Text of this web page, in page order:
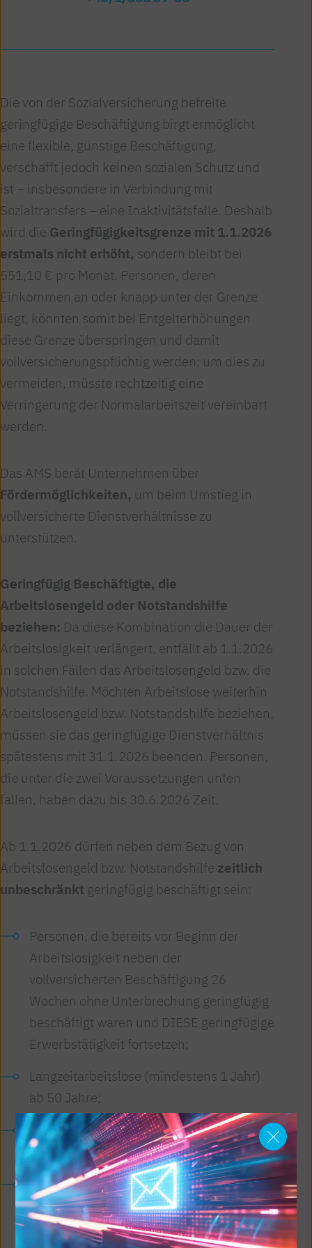
Die von der Sozialversicherung befreite
geringfügige Beschäftigung birgt ermöglicht
eine flexible, günstige Beschäftigung,
verschafft jedoch keinen sozialen Schutz und
ist – insbesondere in Verbindung mit
Sozialtransfers – eine Inaktivitätsfalle. Deshalb
wird die Geringfügigkeitsgrenze mit 1.1.2026
erstmals nicht erhöht, sondern bleibt bei
551,10 € pro Monat. Personen, deren
Einkommen an oder knapp unter der Grenze
liegt, könnten somit bei Entgelterhöhungen
diese Grenze überspringen und damit
vollversicherungspflichtig werden; um dies zu
vermeiden, müsste rechtzeitig eine
Verringerung der Normalarbeitszeit vereinbart
werden.
Das AMS berät Unternehmen über
Fördermöglichkeiten, um beim Umstieg in
vollversicherte Dienstverhältnisse zu
unterstützen.
Geringfügig Beschäftigte, die
Arbeitslosengeld oder Notstandshilfe
beziehen: Da diese Kombination die Dauer der
Arbeitslosigkeit verlängert, entfällt ab 1.1.2026
in solchen Fällen das Arbeitslosengeld bzw. die
Notstandshilfe. Möchten Arbeitslose weiterhin
Arbeitslosengeld bzw. Notstandshilfe beziehen,
müssen sie das geringfügige Dienstverhältnis
spätestens mit 31.1.2026 beenden. Personen,
die unter die zwei Voraussetzungen unten
fallen, haben dazu bis 30.6.2026 Zeit.
Ab 1.1.2026 dürfen neben dem Bezug von
Arbeitslosengeld bzw. Notstandshilfe zeitlich
unbeschränkt geringfügig beschäftigt sein:
Personen, die bereits vor Beginn der
Arbeitslosigkeit neben der
vollversicherten Beschäftigung 26
Wochen ohne Unterbrechung geringfügig
beschäftigt waren und DIESE geringfügige
Erwerbstätigkeit fortsetzen;
Langzeitarbeitslose (mindestens 1 Jahr)
ab 50 Jahre;
Langzeitarbeitslose mit einer mindestens
50%igen Behinderung;
Personen in AMS-Schulungen mit einer
Dauer von mindestens 4 Monaten und 25
Wochenstunden (vorbehaltlich einer